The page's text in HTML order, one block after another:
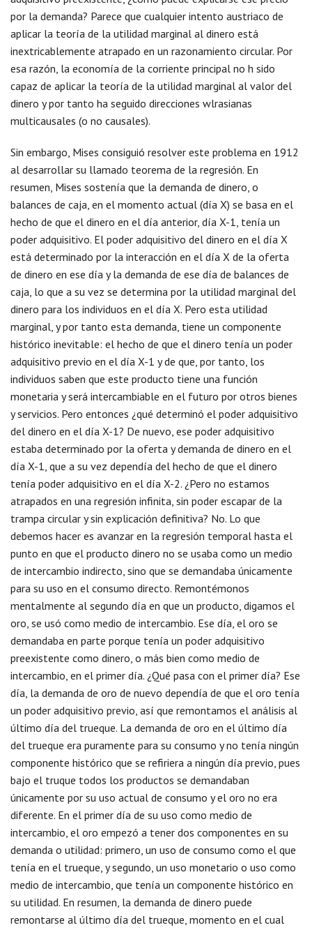
por la demanda? Parece que cualquier intento austriaco de
aplicar la teoría de la utilidad marginal al dinero está
inextricablemente atrapado en un razonamiento circular. Por
esa razón, la economía de la corriente principal no h sido
capaz de aplicar la teoría de la utilidad marginal al valor del
dinero y por tanto ha seguido direcciones wlrasianas
multicausales (o no causales).
Sin embargo, Mises consiguió resolver este problema en 1912
al desarrollar su llamado teorema de la regresión. En
resumen, Mises sostenía que la demanda de dinero, o
balances de caja, en el momento actual (día X) se basa en el
hecho de que el dinero en el día anterior, día X-1, tenía un
poder adquisitivo. El poder adquisitivo del dinero en el día X
está determinado por la interacción en el día X de la oferta
de dinero en ese día y la demanda de ese día de balances de
caja, lo que a su vez se determina por la utilidad marginal del
dinero para los individuos en el día X. Pero esta utilidad
marginal, y por tanto esta demanda, tiene un componente
histórico inevitable: el hecho de que el dinero tenía un poder
adquisitivo previo en el día X-1 y de que, por tanto, los
individuos saben que este producto tiene una función
monetaria y será intercambiable en el futuro por otros bienes
y servicios. Pero entonces ¿qué determinó el poder adquisitivo
del dinero en el día X-1? De nuevo, ese poder adquisitivo
estaba determinado por la oferta y demanda de dinero en el
día X-1, que a su vez dependía del hecho de que el dinero
tenía poder adquisitivo en el día X-2. ¿Pero no estamos
atrapados en una regresión infinita, sin poder escapar de la
trampa circular y sin explicación definitiva? No. Lo que
debemos hacer es avanzar en la regresión temporal hasta el
punto en que el producto dinero no se usaba como un medio
de intercambio indirecto, sino que se demandaba únicamente
para su uso en el consumo directo. Remontémonos
mentalmente al segundo día en que un producto, digamos el
oro, se usó como medio de intercambio. Ese día, el oro se
demandaba en parte porque tenía un poder adquisitivo
preexistente como dinero, o más bien como medio de
intercambio, en el primer día. ¿Qué pasa con el primer día? Ese
día, la demanda de oro de nuevo dependía de que el oro tenía
un poder adquisitivo previo, así que remontamos el análisis al
último día del trueque. La demanda de oro en el último día
del trueque era puramente para su consumo y no tenía ningún
componente histórico que se refiriera a ningún día previo, pues
bajo el truque todos los productos se demandaban
únicamente por su uso actual de consumo y el oro no era
diferente. En el primer día de su uso como medio de
intercambio, el oro empezó a tener dos componentes en su
demanda o utilidad: primero, un uso de consumo como el que
tenía en el trueque, y segundo, un uso monetario o uso como
medio de intercambio, que tenía un componente histórico en
su utilidad. En resumen, la demanda de dinero puede
remontarse al último día del trueque, momento en el cual